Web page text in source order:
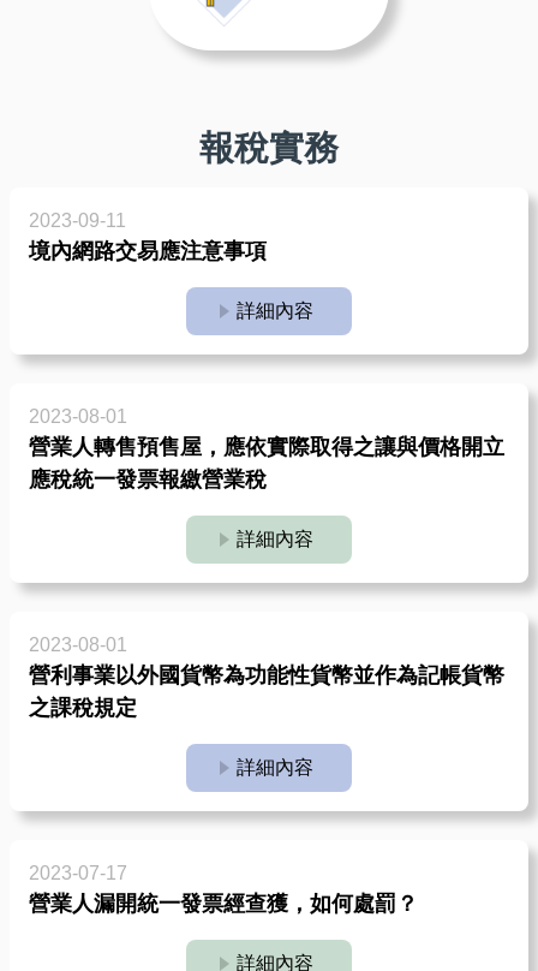
報稅實務
2023-09-11
境內網路交易應注意事項
詳細內容
2023-08-01
營業人轉售預售屋，應依實際取得之讓與價格開立
應稅統一發票報繳營業稅
詳細內容
2023-08-01
營利事業以外國貨幣為功能性貨幣並作為記帳貨幣
之課稅規定
詳細內容
2023-07-17
營業人漏開統一發票經查獲，如何處罰？
詳細內容